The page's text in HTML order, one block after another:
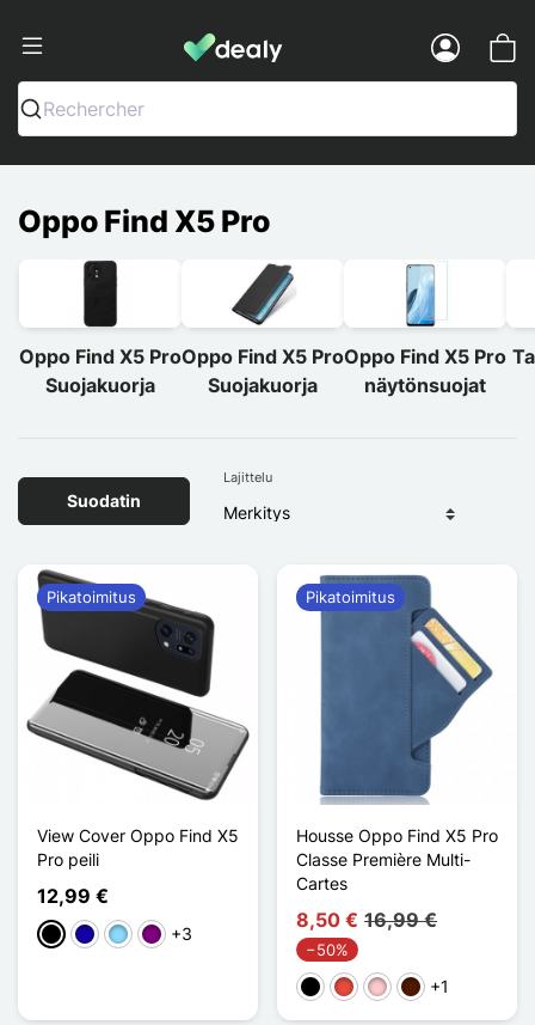
Dealy - Kotelot ja tarvikkeet
Rechercher
Oppo Find X5 Pro
Oppo Find X5 Pro
Suojakuorja
Oppo Find X5 Pro
Suojakuorja
Oppo Find X5 Pro
näytönsuojat
Suodatin
Lajittelu
View Cover Oppo Find X5
Pro peili
12,99 €
MustaBleu Foncé
Bleu Clair
Violet+3
Pikatoimitus
Housse Oppo Find X5 Pro
Classe Première Multi-
Cartes
8,50 € 16,99 €
−50%
MustaPunainen
PinkkiMarron Foncé
+1
Pikatoimitus